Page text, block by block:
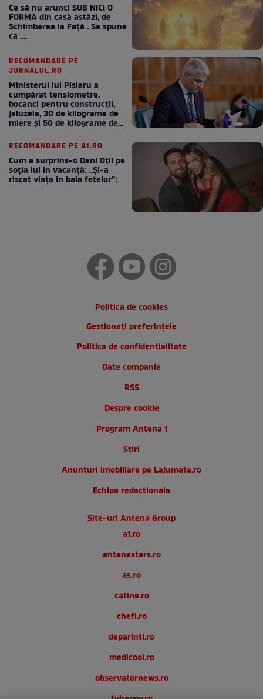
Ce să nu arunci SUB NICI O
FORMA din casă astăzi, de
Schimbarea la Față . Se spune
ca ....
RECOMANDARE PE
JURNALUL.RO
Ministerul lui Pîslaru a
cumpărat tensiometre,
bocanci pentru construcții,
jaluzele, 30 de kilograme de
miere și 50 de kilograme de
RECOMANDARE PE A1.RO
Cum a surprins-o Dani Oțil pe
soția lui în vacanță: „Și-a
riscat viața în baia fetelor”:
Politica de cookies
Gestionați preferințele
Politica de confidentialitate
Date companie
RSS
Despre cookie
Program Antena 1
Stiri
Anunturi imobiliare pe Lajumate.ro
Echipa redactionala
Site-uri Antena Group
a1.ro
antenastars.ro
as.ro
catine.ro
chefi.ro
deparinti.ro
medicool.ro
observatornews.ro